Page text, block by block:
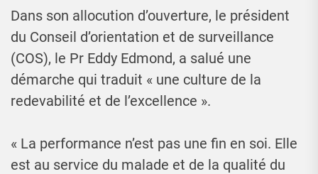
Dans son allocution d’ouverture, le président
du Conseil d’orientation et de surveillance
(COS), le Pr Eddy Edmond, a salué une
démarche qui traduit « une culture de la
redevabilité et de l’excellence ».
« La performance n’est pas une fin en soi. Elle
est au service du malade et de la qualité du